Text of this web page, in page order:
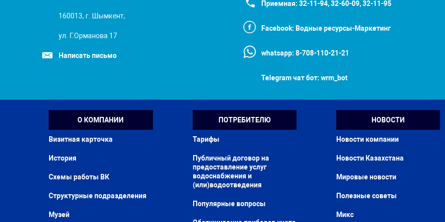
160013, г. Шымкент,
ул. Г.Орманова 17
Написать письмо
Приемная: 32-11-94, 32-60-09, 32-11-95
Facebook: Водные ресурсы-Маркетинг
whatsapp: 8-708-110-21-21
Telegram чат бот: wrm_bot
О КОМПАНИИ
Визитная карточка
История
Схемы работы ВК
Структурные подразделения
Музей
ПОТРЕБИТЕЛЮ
Тарифы
Публичный договор на
предоставление услуг
водоснабжения и
(или)водоотведения
Популярные вопросы
НОВОСТИ
Новости компании
Новости Казахстана
Мировые новости
Полезные советы
Микс